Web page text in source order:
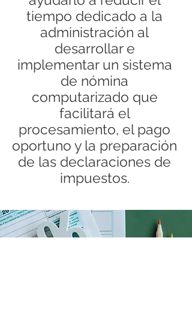
tiempo dedicado a la
administración al
desarrollar e
implementar un sistema
de nómina
computarizado que
facilitará el
procesamiento, el pago
oportuno y la preparación
de las declaraciones de
impuestos.